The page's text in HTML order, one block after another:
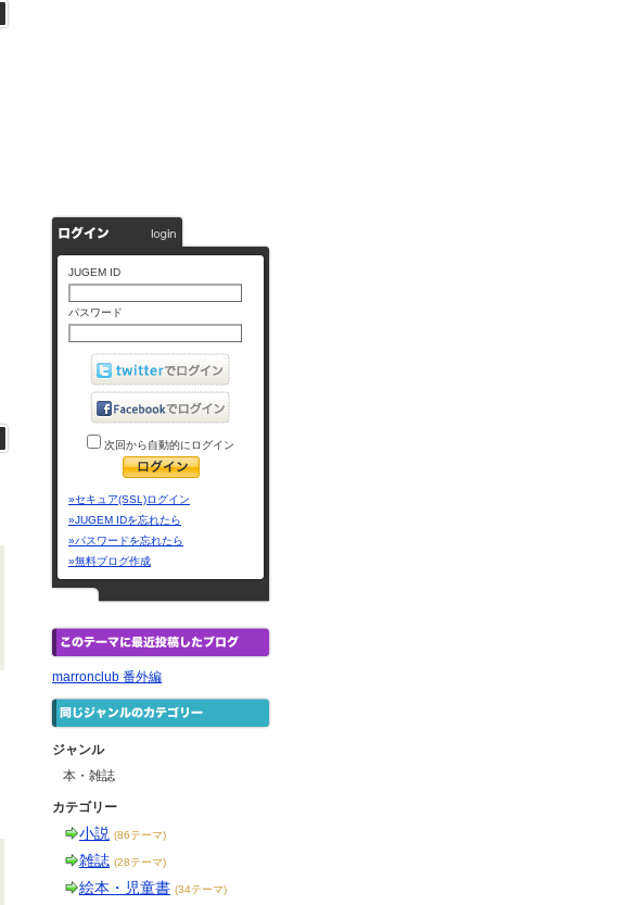
JUGEM ID
パスワード
次回から自動的にログイン
»セキュア(SSL)ログイン
»JUGEM IDを忘れたら
»パスワードを忘れたら
»無料ブログ作成
marronclub 番外編
ジャンル
本・雑誌
カテゴリー
小説 (86テーマ)
雑誌 (28テーマ)
絵本・児童書 (34テーマ)